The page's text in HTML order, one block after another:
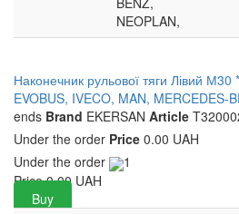
NEOPLAN,
Наконечник рульової тяги Лівий
EVOBUS, IVECO, MAN, MERCEDES-
ends Brand EKERSAN Article
Under the order Price 0.00 UAH
Under the order
1
Price 0.00 UAH
Buy